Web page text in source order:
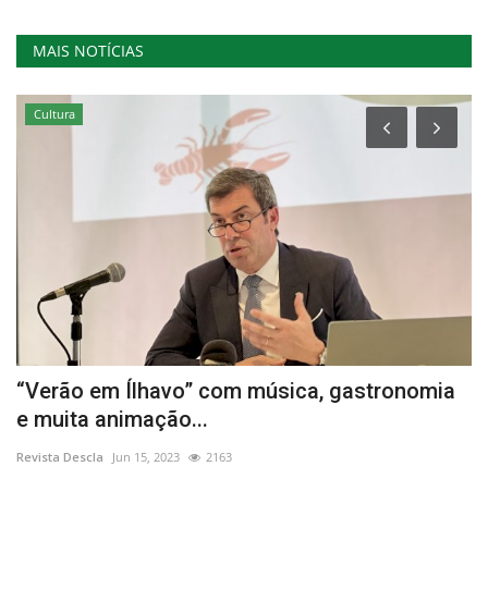
MAIS NOTÍCIAS
Cultura
“Verão em Ílhavo” com música, gastronomia
e muita animação...
Revista Descla Jun 15, 2023 2163